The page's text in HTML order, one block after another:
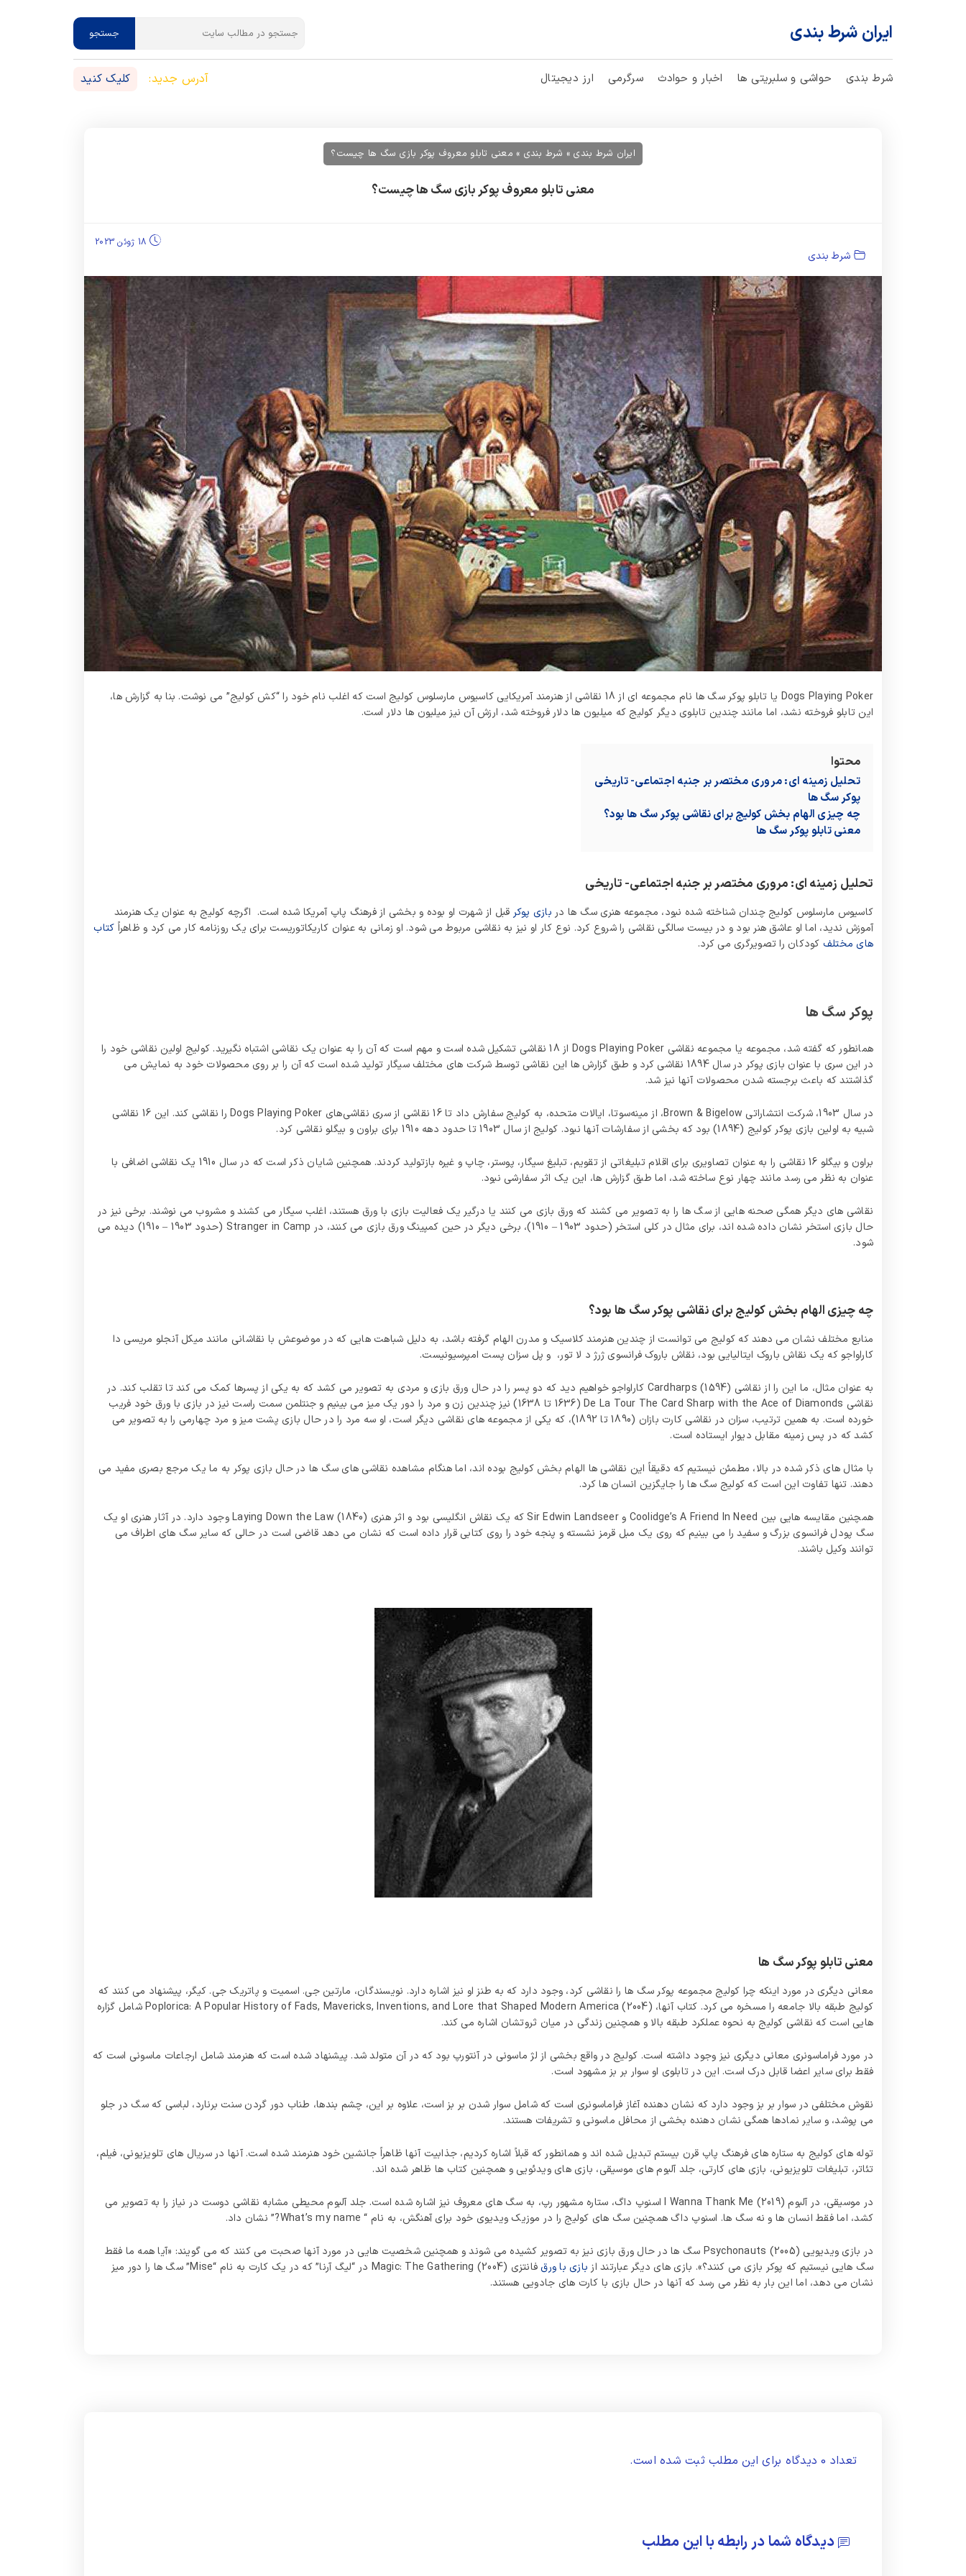
ایران شرط بندی جستجو
شرط بندی حواشی و سلبریتی ها اخبار و حوادث سرگرمی ارز دیجیتال آدرس جدید: کلیک کنید
ایران شرط بندی » شرط بندی » معنی تابلو معروف پوکر بازی سگ ها چیست؟
معنی تابلو معروف پوکر بازی سگ ها چیست؟
18 ژوئن 2023
شرط بندی
‏Dogs Playing Poker یا تابلو پوکر سگ ها نام مجموعه ای از 18 نقاشی از هنرمند آمریکایی کاسیوس مارسلوس کولیج است که اغلب نام خود را “کش کولیج” می نوشت. بنا به گزارش ها،
این تابلو فروخته نشد، اما مانند چندین تابلوی دیگر کولیج که میلیون ها دلار فروخته شد، ارزش آن نیز میلیون ها دلار است.
محتوا
تحلیل زمینه ای: مروری مختصر بر جنبه اجتماعی- تاریخی
پوکر سگ ها
چه چیزی الهام بخش کولیج برای نقاشی پوکر سگ ها بود؟
معنی تابلو پوکر سگ ها
تحلیل زمینه ای: مروری مختصر بر جنبه اجتماعی- تاریخی
کاسیوس مارسلوس کولیج چندان شناخته شده نبود، مجموعه هنری سگ‌ ها در بازی پوکر قبل از شهرت او بوده و بخشی از فرهنگ پاپ آمریکا شده است. اگرچه کولیج به عنوان یک هنرمند
آموزش ندید، اما او عاشق هنر بود و در بیست سالگی نقاشی را شروع کرد. نوع کار او نیز به نقاشی مربوط می شود. او زمانی به عنوان کاریکاتوریست برای یک روزنامه کار می کرد و ظاهراً کتاب
های مختلف کودکان را تصویرگری می کرد.
پوکر سگ ها
همانطور که گفته شد، مجموعه یا مجموعه نقاشی Dogs Playing Poker از 18 نقاشی تشکیل شده است و مهم است که آن را به عنوان یک نقاشی اشتباه نگیرید. کولیج اولین نقاشی خود را
در این سری با عنوان بازی پوکر در سال 1894 نقاشی کرد و طبق گزارش ها این نقاشی توسط شرکت های مختلف سیگار تولید شده است که آن را بر روی محصولات خود به نمایش می
گذاشتند که باعث برجسته شدن محصولات آنها نیز شد.
در سال 1903، شرکت انتشاراتی Brown & Bigelow، از مینه‌سوتا، ایالات متحده، به کولیج سفارش داد تا 16 نقاشی از سری نقاشی‌های Dogs Playing Poker را نقاشی کند. این 16 نقاشی
شبیه به اولین بازی پوکر کولیج (1894) بود که بخشی از سفارشات آنها نبود. کولیج از سال 1903 تا حدود دهه 1910 برای براون و بیگلو نقاشی کرد.
براون و بیگلو 16 نقاشی را به عنوان تصاویری برای اقلام تبلیغاتی از تقویم، تبلیغ سیگار، پوستر، چاپ و غیره بازتولید کردند. همچنین شایان ذکر است که در سال 1910 یک نقاشی اضافی با
عنوان به نظر می رسد مانند چهار نوع ساخته شد، اما طبق گزارش ها، این یک اثر سفارشی نبود.
نقاشی‌ های دیگر همگی صحنه‌ هایی از سگ‌ ها را به تصویر می‌ کشند که ورق بازی می‌ کنند یا درگیر یک فعالیت بازی با ورق هستند، اغلب سیگار می‌ کشند و مشروب می‌ نوشند. برخی نیز در
حال بازی استخر نشان داده شده اند، برای مثال در کلی استخر (حدود 1903 – 1910)، برخی دیگر در حین کمپینگ ورق بازی می کنند، در Stranger in Camp (حدود 1903 – 1910) دیده می
شود.
چه چیزی الهام بخش کولیج برای نقاشی پوکر سگ ها بود؟
منابع مختلف نشان می‌ دهند که کولیج می‌ توانست از چندین هنرمند کلاسیک و مدرن الهام گرفته باشد، به دلیل شباهت‌ هایی که در موضوعش با نقاشانی مانند میکل آنجلو مریسی دا
کاراواجو که یک نقاش باروک ایتالیایی بود، نقاش باروک فرانسوی ژرژ د لا تور، و پل سزان پست امپرسیونیست.
به عنوان مثال، ما این را از نقاشی Cardharps (1594) کاراواجو خواهیم دید که دو پسر را در حال ورق بازی و مردی به تصویر می کشد که به یکی از پسرها کمک می کند تا تقلب کند. در
نقاشی De La Tour The Card Sharp with the Ace of Diamonds (1636 تا 1638) نیز چندین زن و مرد را دور یک میز می بینیم و جنتلمن سمت راست نیز در بازی با ورق خود فریب
خورده است. به همین ترتیب، سزان در نقاشی کارت‌ بازان (1890 تا 1892)، که یکی از مجموعه‌ های نقاشی دیگر است، او سه مرد را در حال بازی پشت میز و مرد چهارمی را به تصویر می‌
کشد که در پس‌ زمینه مقابل دیوار ایستاده است.
با مثال‌ های ذکر شده در بالا، مطمئن نیستیم که دقیقاً این نقاشی‌ ها الهام‌ بخش کولیج بوده‌ اند، اما هنگام مشاهده نقاشی‌ های سگ‌ ها در حال بازی پوکر به ما یک مرجع بصری مفید می‌
دهند. تنها تفاوت این است که کولیج سگ ها را جایگزین انسان ها کرد.
همچنین مقایسه‌ هایی بین Coolidge’s A Friend In Need و Sir Edwin Landseer که یک نقاش انگلیسی بود و اثر هنری Laying Down the Law (1840) وجود دارد. در آثار هنری او یک
سگ پودل فرانسوی بزرگ و سفید را می بینیم که روی یک مبل قرمز نشسته و پنجه خود را روی کتابی قرار داده است که نشان می دهد قاضی است در حالی که سایر سگ های اطراف می
توانند وکیل باشند.
معنی تابلو پوکر سگ ها
معانی دیگری در مورد اینکه چرا کولیج مجموعه پوکر سگ ها را نقاشی کرد، وجود دارد که به طنز او نیز اشاره دارد. نویسندگان، مارتین جی. اسمیت و پاتریک جی. کیگر، پیشنهاد می کنند که
کولیج طبقه بالا جامعه را مسخره می کرد. کتاب آنها، Poplorica: A Popular History of Fads, Mavericks, Inventions, and Lore that Shaped Modern America (2004) شامل گزاره
هایی است که نقاشی کولیج به نحوه عملکرد طبقه بالا و همچنین زندگی در میان ثروتشان اشاره می کند.
در مورد فراماسونری معانی دیگری نیز وجود داشته است. کولیج در واقع بخشی از لژ ماسونی در آنتورپ بود که در آن متولد شد. پیشنهاد شده است که هنرمند شامل ارجاعات ماسونی است که
فقط برای سایر اعضا قابل درک است. این در تابلوی او سوار بر بز مشهود است.
نقوش مختلفی در سوار بر بز وجود دارد که نشان‌ دهنده آغاز فراماسونری است که شامل سوار شدن بر بز است، علاوه بر این، چشم‌ بندها، طناب دور گردن سنت برنارد، لباسی که سگ در جلو
می‌ پوشد، و سایر نمادها همگی نشان‌ دهنده بخشی از محافل ماسونی و تشریفات هستند.
توله‌ های کولیج به ستاره‌ های فرهنگ پاپ قرن بیستم تبدیل شده‌ اند و همانطور که قبلاً اشاره کردیم، جذابیت آنها ظاهراً جانشین خود هنرمند شده است. آنها در سریال های تلویزیونی، فیلم،
تئاتر، تبلیغات تلویزیونی، بازی های کارتی، جلد آلبوم های موسیقی، بازی های ویدئویی و همچنین کتاب ها ظاهر شده اند.
در موسیقی، در آلبوم I Wanna Thank Me (2019) اسنوپ داگ، ستاره مشهور رپ، به سگ های معروف نیز اشاره شده است. جلد آلبوم محیطی مشابه نقاشی دوست در نیاز را به تصویر می
کشد، اما فقط انسان ها و نه سگ ها. اسنوپ داگ همچنین سگ های کولیج را در موزیک ویدیوی خود برای آهنگش، به نام “ What’s my name?” نشان داد.
در بازی ویدیویی Psychonauts (2005) سگ‌ ها در حال ورق بازی نیز به تصویر کشیده می‌ شوند و همچنین شخصیت‌ هایی در مورد آنها صحبت می‌ کنند که می‌ گویند: «آیا همه ما فقط
سگ‌ هایی نیستیم که پوکر بازی می‌ کنند؟». بازی‌ های دیگر عبارتند از بازی با ورق
فانتزی Magic: The Gathering (2004) در “لیگ آرنا” که در یک کارت به نام “Mise” سگ‌ ها را دور میز
نشان می‌ دهد، اما این بار به نظر می‌ رسد که آنها در حال بازی با کارت‌ های جادویی هستند.
تعداد 0 دیدگاه برای این مطلب ثبت شده است.
دیدگاه شما در رابطه با این مطلب